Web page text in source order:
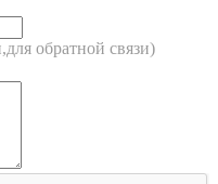
обратной связи)